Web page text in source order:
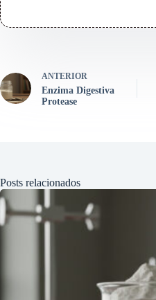
ANTERIOR
Enzima Digestiva
Protease
Posts relacionados